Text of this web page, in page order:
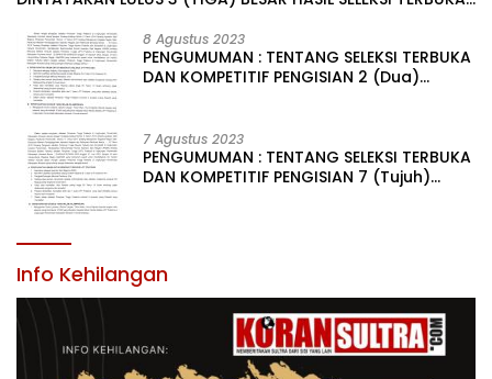
LINGKUNGAN PEMERINTAH DAERAH KABUPATEN KONAWE
8 Agustus 2023
PENGUMUMAN : TENTANG SELEKSI TERBUKA
DAN KOMPETITIF PENGISIAN 2 (Dua)
KABUPATEN KONAWE
7 Agustus 2023
PENGUMUMAN : TENTANG SELEKSI TERBUKA
DAN KOMPETITIF PENGISIAN 7 (Tujuh)
Info Kehilangan